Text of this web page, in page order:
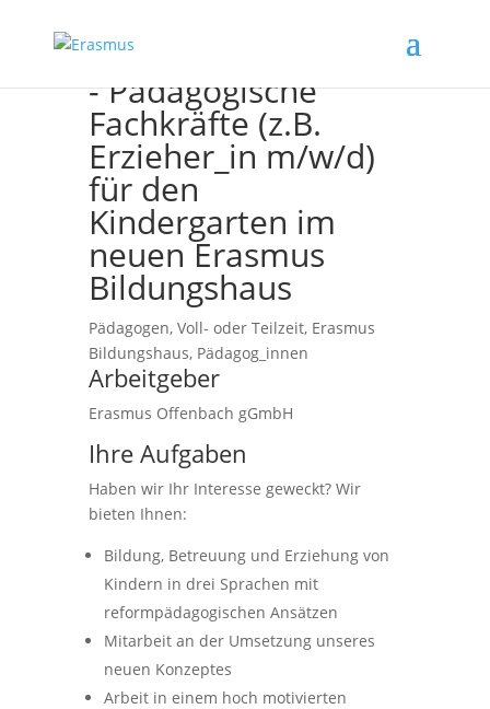
Offenbach am Main
- Pädagogische
Fachkräfte (z.B.
Erzieher_in m/w/d)
für den
Kindergarten im
neuen Erasmus
Bildungshaus
Pädagogen, Voll- oder Teilzeit, Erasmus
Bildungshaus, Pädagog_innen
Arbeitgeber
Erasmus Offenbach gGmbH
Ihre Aufgaben
Haben wir Ihr Interesse geweckt? Wir
bieten Ihnen:
Bildung, Betreuung und Erziehung von
Kindern in drei Sprachen mit
reformpädagogischen Ansätzen
Mitarbeit an der Umsetzung unseres
neuen Konzeptes
Arbeit in einem hoch motivierten